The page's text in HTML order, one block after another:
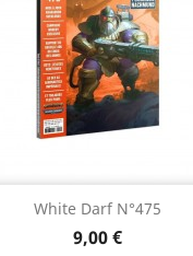
White Darf N°475
Prix
9,00 €
Aperçu rapide